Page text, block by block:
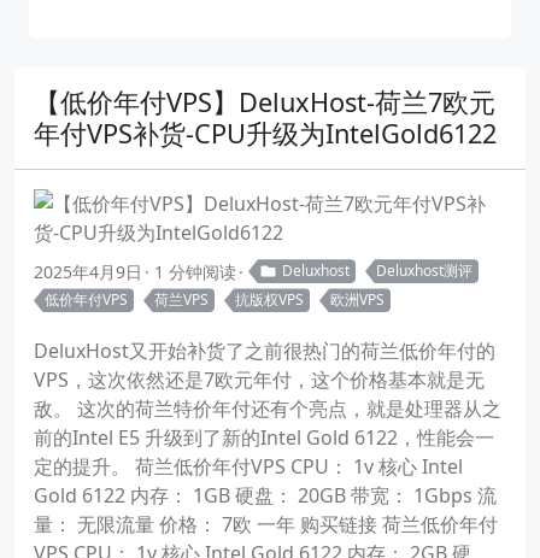
【低价年付VPS】DeluxHost-荷兰7欧元
年付VPS补货-CPU升级为IntelGold6122
2025年4月9日 1 分钟阅读 Deluxhost
Deluxhost测评
低价年付VPS
荷兰VPS 抗版权VPS 欧洲VPS
DeluxHost又开始补货了之前很热门的荷兰低价年付的
VPS，这次依然还是7欧元年付，这个价格基本就是无
敌。 这次的荷兰特价年付还有个亮点，就是处理器从之
前的Intel E5 升级到了新的Intel Gold 6122，性能会一
定的提升。 荷兰低价年付VPS CPU： 1v 核心 Intel
Gold 6122 内存： 1GB 硬盘： 20GB 带宽： 1Gbps 流
量： 无限流量 价格： 7欧 一年 购买链接 荷兰低价年付